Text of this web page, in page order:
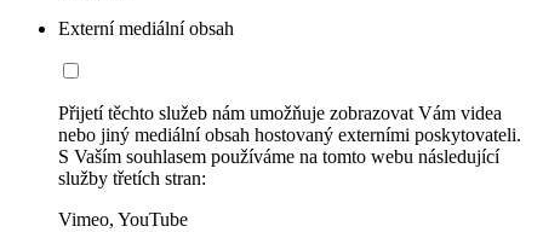
Externí mediální obsah
Přijetí těchto služeb nám umožňuje zobrazovat Vám videa
nebo jiný mediální obsah hostovaný externími poskytovateli.
S Vaším souhlasem používáme na tomto webu následující
služby třetích stran:
Vimeo, YouTube